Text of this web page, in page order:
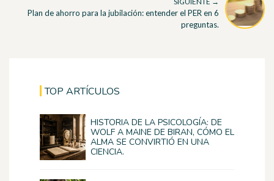
Plan de ahorro para la jubilación: entender el PER en 6
preguntas.
TOP ARTÍCULOS
HISTORIA DE LA PSICOLOGÍA: DE
WOLF A MAINE DE BIRAN, CÓMO EL
ALMA SE CONVIRTIÓ EN UNA
CIENCIA.